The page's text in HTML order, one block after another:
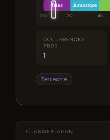
Trias Jurassique
252
201 145
OCCURRENCES
PBDB
1
Terrestre
CLASSIFICATION